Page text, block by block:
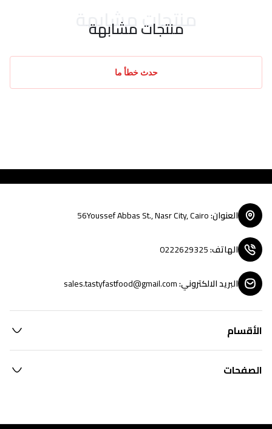
منتجات مشابهة
منتجات مشابهة
حدث خطأ ما
العنوان:
56Youssef Abbas St., Nasr City, Cairo
الهاتف:
0222629325
البريد الالكتروني:
sales.tastyfastfood@gmail.com
الأقسام
الصفحات